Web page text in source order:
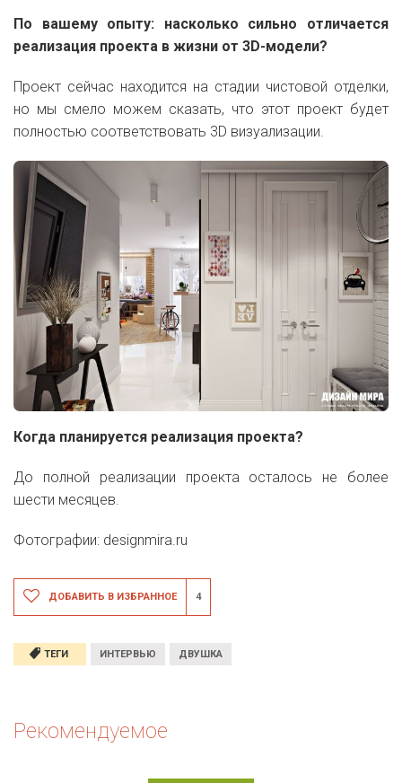
По вашему опыту: насколько сильно отличается
реализация проекта в жизни от 3D-модели?
Проект сейчас находится на стадии чистовой отделки,
но мы смело можем сказать, что этот проект будет
полностью соответствовать 3D визуализации.
Когда планируется реализация проекта?
До полной реализации проекта осталось не более
шести месяцев.
Фотографии: designmira.ru
ДОБАВИТЬ В ИЗБРАННОЕ 4
ТЕГИ ИНТЕРВЬЮ ДВУШКА
Рекомендуемое